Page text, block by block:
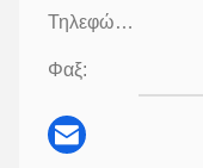
Τηλεφώνημα:
Φαξ: